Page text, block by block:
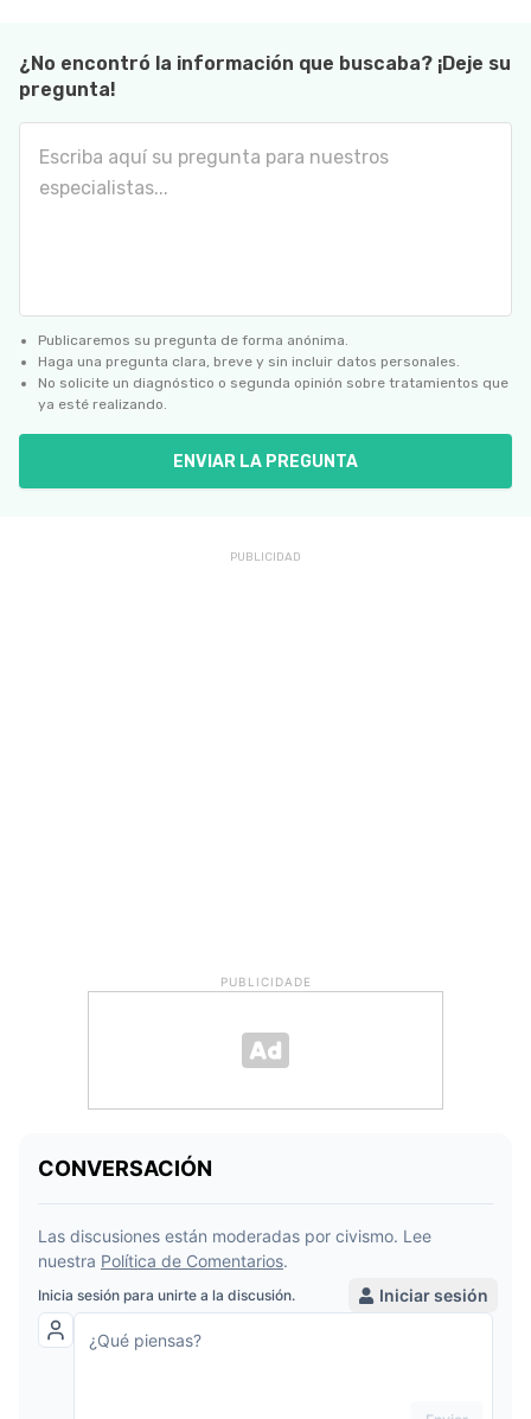
¿No encontró la información que buscaba? ¡Deje su
pregunta!
Publicaremos su pregunta de forma anónima.
Haga una pregunta clara, breve y sin incluir datos personales.
No solicite un diagnóstico o segunda opinión sobre tratamientos que
ya esté realizando.
ENVIAR LA PREGUNTA
PUBLICIDADE